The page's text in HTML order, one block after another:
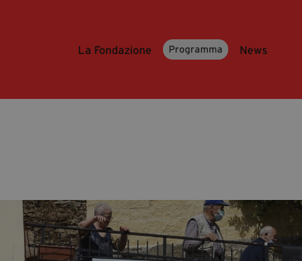
La Fondazione Programma News